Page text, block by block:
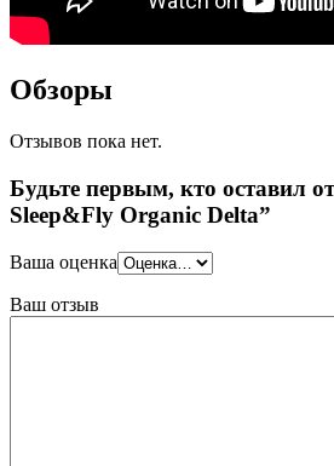
Обзоры
Отзывов пока нет.
Будьте первым, кто оставил
Sleep&Fly Organic Delta”
Ваша оценка
Ваш отзыв